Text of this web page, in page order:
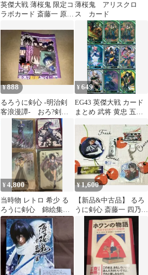
英傑大戦 薄桜鬼 限定コ
ラボカード 斎藤一 原田
引あり✳︎
薄桜鬼 アリスクロ
ス カード
¥888
るろうに剣心 -明治剣
客浪漫譚- おろ?剣客
みくじ 斎藤一 未使用
¥649
EG43 英傑大戦 カード
まとめ 武将 黄忠 五徳
さな子 楊氏 斎藤一 酒
井忠次 9枚 圖041 圖020
玄033 玄015 碧012 碧
013 セガ アーケード
¥4,800
当時物 レトロ 希少 る
ろうに剣心 錦絵集
月岡津南作 4種
¥1,600
【新品&中古品】 るろ
うに剣心 斎藤一 四乃森
蒼紫 グッズ